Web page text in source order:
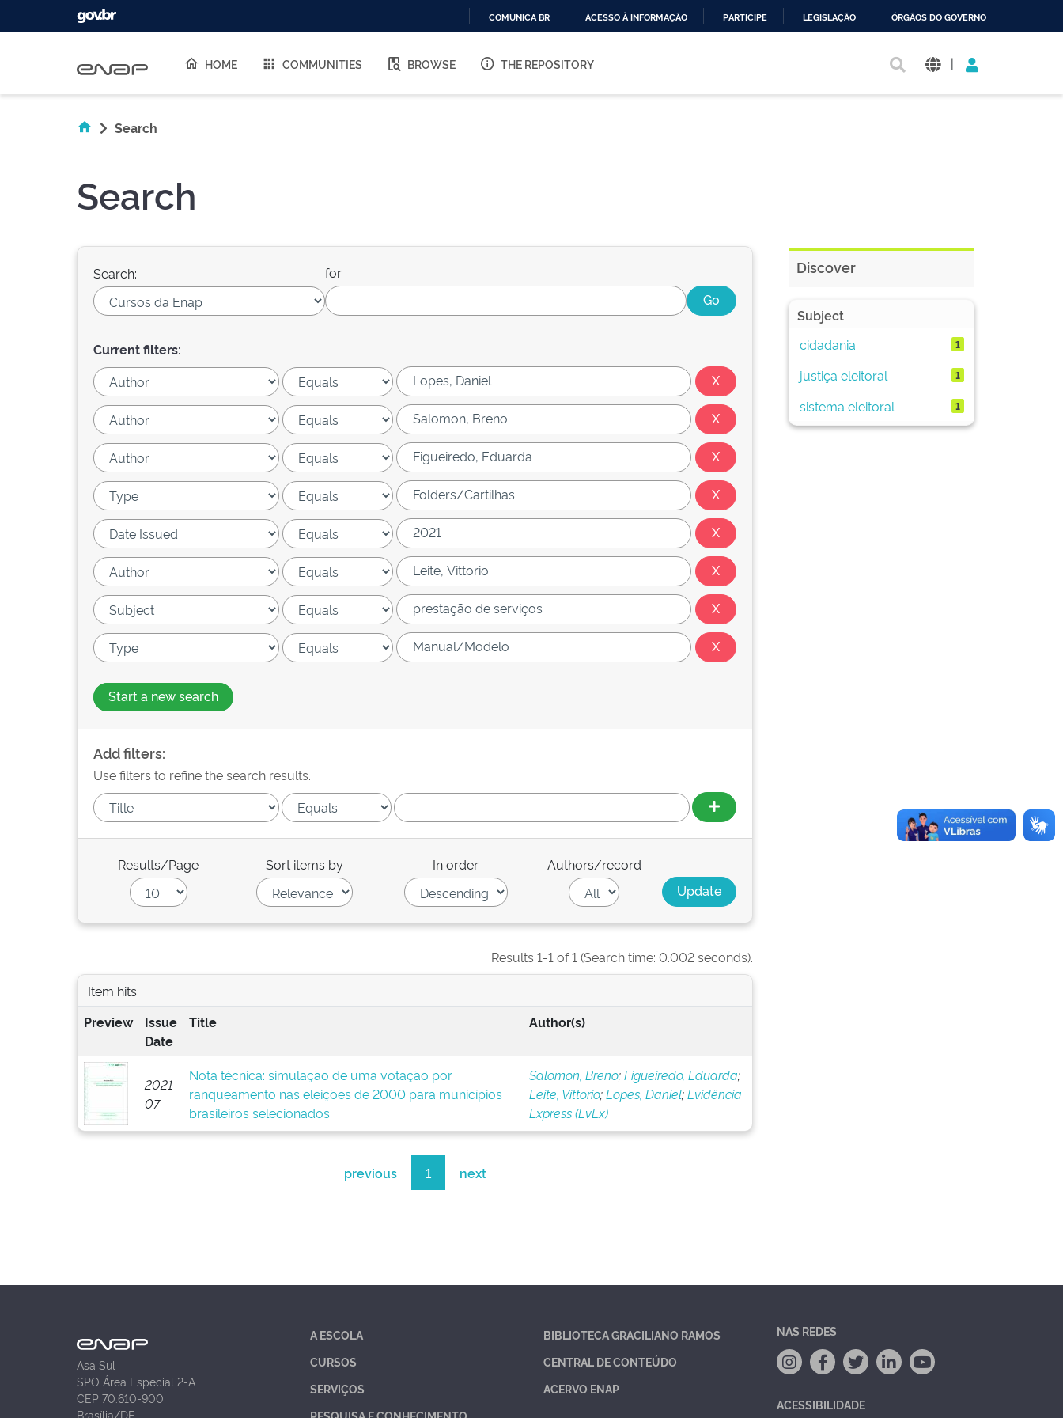
O
COMUNICA BR ACESSO À INFORMAÇÃO PARTICIPE LEGISLAÇÃO ÓRGÃOS DO GOVERNO
HOME COMMUNITIES BROWSE THE REPOSITORY |
Search
Search
Search: for
Current filters:
Start a new search
Add filters:
Use filters to refine the search results.
Results/Page Sort items by In order Authors/record
Results 1-1 of 1 (Search time: 0.002 seconds).
Item hits:
Preview
Issue
Date
Title Author(s)
2021-
07
Nota técnica: simulação de uma votação por
ranqueamento nas eleições de 2000 para municípios
brasileiros selecionados
Salomon, Breno;Figueiredo, Eduarda;
Leite, Vittorio;Lopes, Daniel;Evidência
Express (EvEx)
previous 1 next
Discover
Subject
cidadania
1
justiça eleitoral 1
sistema eleitoral 1
Asa Sul
SPO Área Especial 2-A
CEP 70.610-900
Brasília/DF
A ESCOLA
CURSOS
SERVIÇOS
BIBLIOTECA GRACILIANO RAMOS
CENTRAL DE CONTEÚDO
ACERVO ENAP
NAS REDES
ACESSIBILIDADE